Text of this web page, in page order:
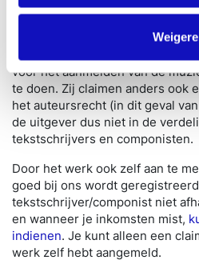
Moet ik als componist/
Nee, dat hoeft niet. De uitgever
voor het aanmelden van de
te doen. Zij claimen anders ook
het auteursrecht (in dit geval
de uitgever dus niet in de
tekstschrijvers en componisten.
Door het werk ook zelf aan te
goed bij ons wordt
tekstschrijver/componist niet
en wanneer je inkomsten mist,
indienen. Je kunt alleen een
werk zelf hebt aangemeld.